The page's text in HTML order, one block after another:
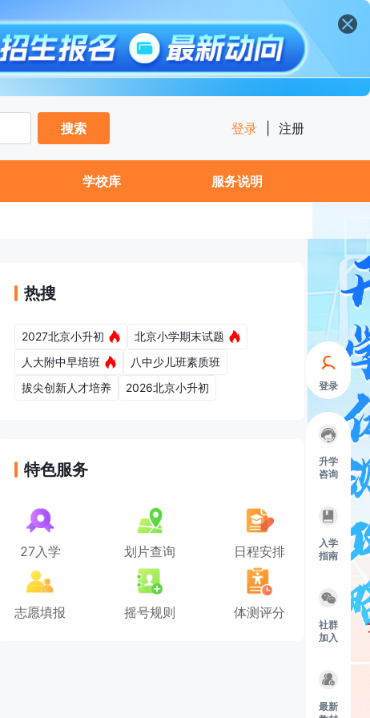
登录
升学
咨询
入学
指南
社群
加入
最新
搜索
登录 注册
学校库 服务说明
热搜
2027北京小升初
北京小学期末试题
人大附中早培班
八中少儿班素质班
拔尖创新人才培养
2026北京小升初
特色服务
27入学 划片查询 日程安排
志愿填报 摇号规则 体测评分